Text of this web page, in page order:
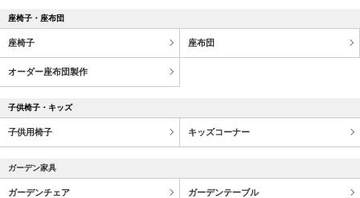
座椅子・座布団
座椅子 座布団
オーダー座布団製作
子供椅子・キッズ
子供用椅子 キッズコーナー
ガーデン家具
ガーデンチェア ガーデンテーブル